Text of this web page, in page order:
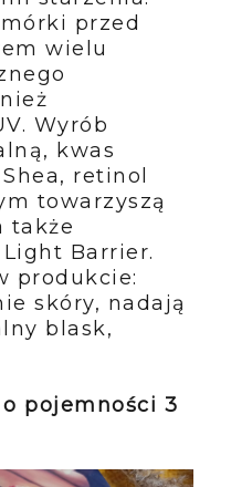
przed
wielu
Wyrób
kwas
retinol
towarzyszą
także
Barrier.
produkcie:
skóry, nadają
blask,
pojemności 3